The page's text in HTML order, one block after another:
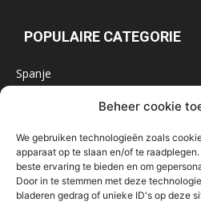
Beheer cookie
We gebruiken technologieën zoals
apparaat op te slaan en/of te
beste ervaring te bieden en om
Door in te stemmen met deze
bladeren gedrag of unieke ID's op deze
POPULAIRE CATEGORIE
Spanje
Marokko
IJsland
Malta